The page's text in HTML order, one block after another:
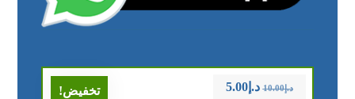
تخفيض! د.إ10.00 د.إ5.00